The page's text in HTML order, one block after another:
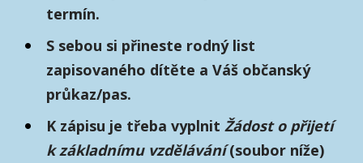
termín.
S sebou si přineste rodný list
zapisovaného dítěte a Váš občanský
průkaz/pas.
K zápisu je třeba vyplnitŽádost o přijetí
k základnímu vzdělávání(soubor níže)